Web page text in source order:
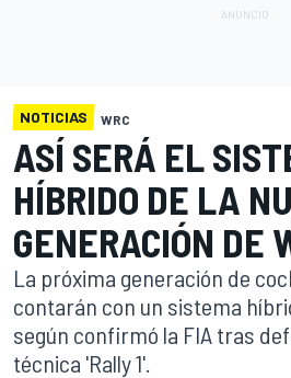
NOTICIAS WRC
ASÍ SERÁ EL
HÍBRIDO DE LA
GENERACIÓN DE
La próxima generación de
contarán con un sistema
según confirmó la FIA tras
técnica 'Rally 1'.